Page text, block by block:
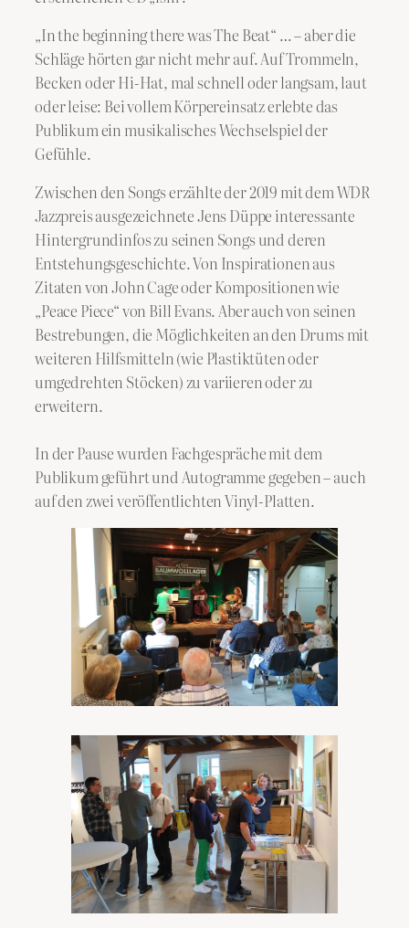
„In the beginning there was The Beat“ … – aber die
Schläge hörten gar nicht mehr auf. Auf Trommeln,
Becken oder Hi-Hat, mal schnell oder langsam, laut
oder leise: Bei vollem Körpereinsatz erlebte das
Publikum ein musikalisches Wechselspiel der
Gefühle.
Zwischen den Songs erzählte der 2019 mit dem WDR
Jazzpreis ausgezeichnete Jens Düppe interessante
Hintergrundinfos zu seinen Songs und deren
Entstehungsgeschichte. Von Inspirationen aus
Zitaten von John Cage oder Kompositionen wie
„Peace Piece“ von Bill Evans. Aber auch von seinen
Bestrebungen, die Möglichkeiten an den Drums mit
weiteren Hilfsmitteln (wie Plastiktüten oder
umgedrehten Stöcken) zu variieren oder zu
erweitern.
In der Pause wurden Fachgespräche mit dem
Publikum geführt und Autogramme gegeben – auch
auf den zwei veröffentlichten Vinyl-Platten.